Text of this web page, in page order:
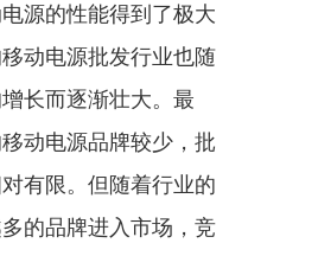
源的性能得到了极大
动电源批发行业也随
长而逐渐壮大。最
动电源品牌较少，批
有限。但随着行业的
的品牌进入市场，竞